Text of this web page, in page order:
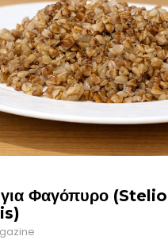
για Φαγόπυρο